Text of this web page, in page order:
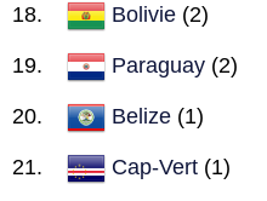
Bolivie (2)
Paraguay (2)
Belize (1)
Cap-Vert (1)